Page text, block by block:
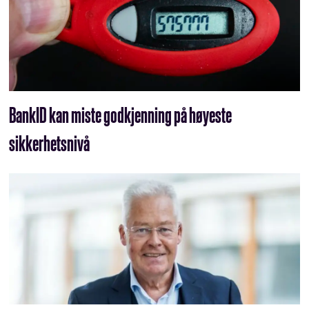
BankID kan miste godkjenning på høyeste
sikkerhetsnivå